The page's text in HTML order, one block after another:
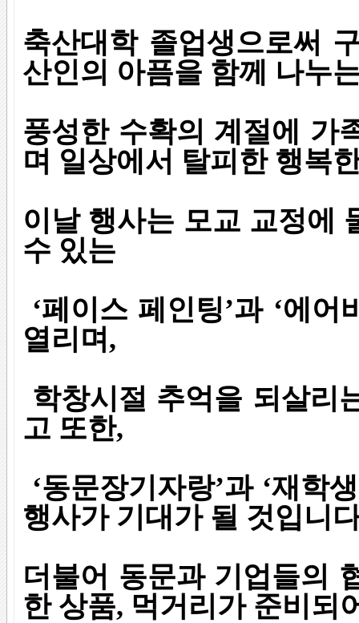
축산대학 졸업생으로써
산인의 아픔을 함께 나누
풍성한 수확의 계절에 가
며 일상에서 탈피한 행복
이날 행사는 모교 교정에
수 있는
‘페이스 페인팅’과 ‘에어
열리며,
학창시절 추억을 되살리
고 또한,
‘동문장기자랑’과 ‘재학
행사가 기대가 될 것입니
더불어 동문과 기업들의
한 상품, 먹거리가 준비되